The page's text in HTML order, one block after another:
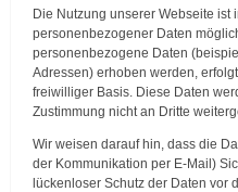
Die Nutzung unserer Webseite ist
personenbezogener Daten
personenbezogene Daten
Adressen) erhoben werden,
freiwilliger Basis. Diese Daten
Zustimmung nicht an Dritte
Wir weisen darauf hin, dass die
der Kommunikation per E-Mail)
lückenloser Schutz der Daten vor